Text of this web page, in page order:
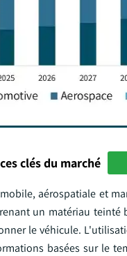
clés du marché
aérospatiale et
un matériau
le véhicule.
basées sur le